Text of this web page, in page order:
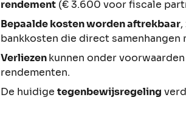
rendement (€ 3.600 voor fiscale
Bepaalde kosten worden aftrekbaar
bankkosten die direct samenhangen
Verliezenkunnen onder
rendementen.
De huidige tegenbewijsregeling